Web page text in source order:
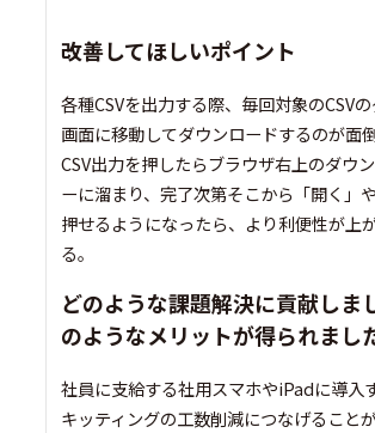
改善してほしいポイント
各種CSVを出力する際、毎回対象のCSV
画面に移動してダウンロードするのが面
CSV出力を押したらブラウザ右上のダウ
ーに溜まり、完了次第そこから「開く」
押せるようになったら、より利便性が上
る。
どのような課題解決に貢献しま
のようなメリットが得られまし
社員に支給する社用スマホやiPadに導入
キッティングの工数削減につなげること